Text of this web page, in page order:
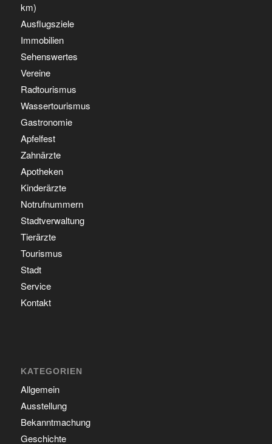
km)
Ausflugsziele
Immobilien
Sehenswertes
Vereine
Radtourismus
Wassertourismus
Gastronomie
Apfelfest
Zahnärzte
Apotheken
Kinderärzte
Notrufnummern
Stadtverwaltung
Tierärzte
Tourismus
Stadt
Service
Kontakt
KATEGORIEN
Allgemein
Ausstellung
Bekanntmachung
Geschichte